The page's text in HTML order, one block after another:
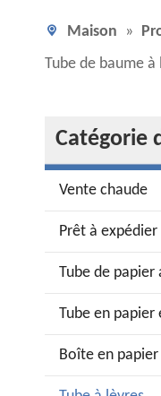
Maison »
Tube de baume
Catégorie
Vente chaude
Prêt à expédier
Tube de
Tube en papier
Boîte en papier